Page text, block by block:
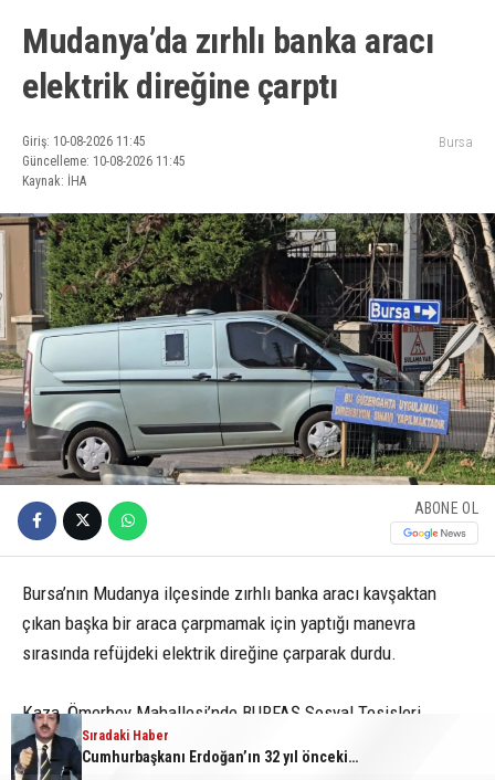
Mudanya’da zırhlı banka aracı
elektrik direğine çarptı
Giriş: 10-08-2026 11:45
Güncelleme: 10-08-2026 11:45
Kaynak: İHA
Bursa
ABONE OL
Bursa’nın Mudanya ilçesinde zırhlı banka aracı kavşaktan
çıkan başka bir araca çarpmamak için yaptığı manevra
sırasında refüjdeki elektrik direğine çarparak durdu.
Kaza, Ömerbey Mahallesi’nde BURFAŞ Sosyal Tesisleri
önündeki kavşakta meydana geldi. Bursa istikametine seyir
halinde olan zırhlı banka aracının sürücüsü, kavşaktan çıkan
Sıradaki Haber
Cumhurbaşkanı Erdoğan’ın 32 yıl önceki konuşması gün yüzüne çıktı